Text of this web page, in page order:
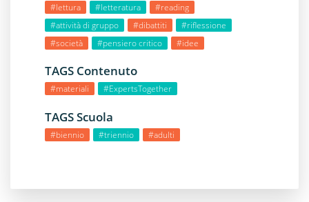
#lettura #letteratura
#reading
#attività di gruppo
#dibattiti
#riflessione
#società
#pensiero critico #idee
TAGS Contenuto
#materiali #ExpertsTogether
TAGS Scuola
#biennio #triennio #adulti